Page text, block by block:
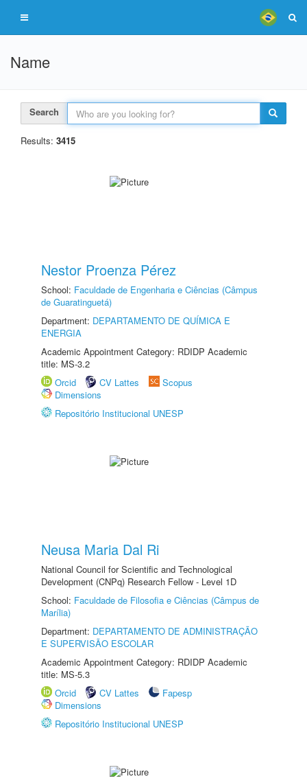
Name
Search
Results: 3415
Nestor Proenza Pérez
School: Faculdade de Engenharia e Ciências (Câmpus
de Guaratinguetá)
Department: DEPARTAMENTO DE QUÍMICA E
ENERGIA
Academic Appointment Category: RDIDP Academic
title: MS-3.2
Orcid
CV Lattes
Scopus
Dimensions
Repositório Institucional UNESP
Neusa Maria Dal Ri
National Council for Scientific and Technological
Development (CNPq) Research Fellow - Level 1D
School: Faculdade de Filosofia e Ciências (Câmpus de
Marília)
Department: DEPARTAMENTO DE ADMINISTRAÇÃO
E SUPERVISÃO ESCOLAR
Academic Appointment Category: RDIDP Academic
title: MS-5.3
Orcid
CV Lattes
Fapesp
Dimensions
Repositório Institucional UNESP